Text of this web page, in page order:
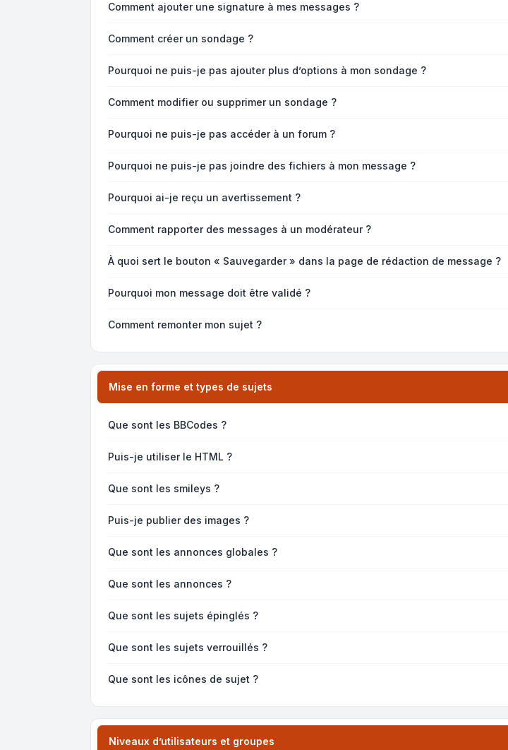
Comment ajouter une signature à mes messages ?
Comment créer un sondage ?
Pourquoi ne puis-je pas ajouter plus d’options à mon sondage ?
Comment modifier ou supprimer un sondage ?
Pourquoi ne puis-je pas accéder à un forum ?
Pourquoi ne puis-je pas joindre des fichiers à mon message ?
Pourquoi ai-je reçu un avertissement ?
Comment rapporter des messages à un modérateur ?
À quoi sert le bouton « Sauvegarder » dans la page de rédaction de message ?
Pourquoi mon message doit être validé ?
Comment remonter mon sujet ?
Mise en forme et types de sujets
Que sont les BBCodes ?
Puis-je utiliser le HTML ?
Que sont les smileys ?
Puis-je publier des images ?
Que sont les annonces globales ?
Que sont les annonces ?
Que sont les sujets épinglés ?
Que sont les sujets verrouillés ?
Que sont les icônes de sujet ?
Niveaux d’utilisateurs et groupes